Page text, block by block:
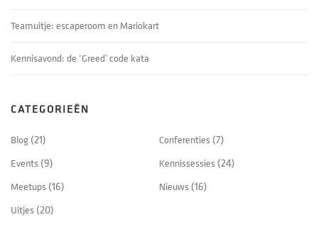
Teamuitje: escaperoom en Mariokart
Kennisavond: de ‘Greed’ code kata
CATEGORIEËN
Blog (21) Conferenties (7)
Events (9) Kennissessies (24)
Meetups (16) Nieuws (16)
Uitjes (20)